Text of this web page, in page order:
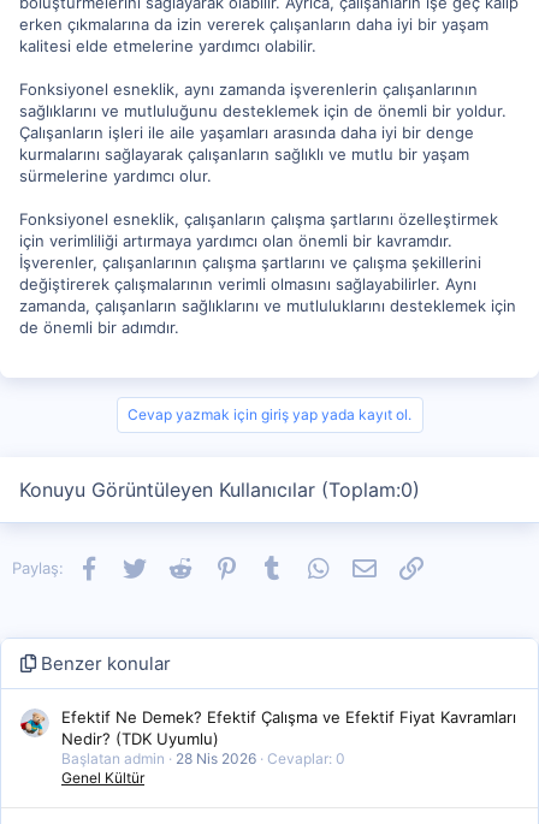
erken çıkmalarına da izin vererek çalışanların daha iyi bir yaşam
kalitesi elde etmelerine yardımcı olabilir.
Fonksiyonel esneklik, aynı zamanda işverenlerin çalışanlarının
sağlıklarını ve mutluluğunu desteklemek için de önemli bir yoldur.
Çalışanların işleri ile aile yaşamları arasında daha iyi bir denge
kurmalarını sağlayarak çalışanların sağlıklı ve mutlu bir yaşam
sürmelerine yardımcı olur.
Fonksiyonel esneklik, çalışanların çalışma şartlarını özelleştirmek
için verimliliği artırmaya yardımcı olan önemli bir kavramdır.
İşverenler, çalışanlarının çalışma şartlarını ve çalışma şekillerini
değiştirerek çalışmalarının verimli olmasını sağlayabilirler. Aynı
zamanda, çalışanların sağlıklarını ve mutluluklarını desteklemek için
de önemli bir adımdır.
Cevap yazmak için giriş yap yada kayıt ol.
Konuyu Görüntüleyen Kullanıcılar (Toplam:0)
Paylaş: Facebook
TwitterReddit PinterestTumblrWhatsApp
E-postaLink
Benzer konular
Efektif Ne Demek? Efektif Çalışma ve Efektif Fiyat Kavramları
Nedir? (TDK Uyumlu)
Başlatan admin 28 Nis 2026 Cevaplar: 0
Genel Kültür